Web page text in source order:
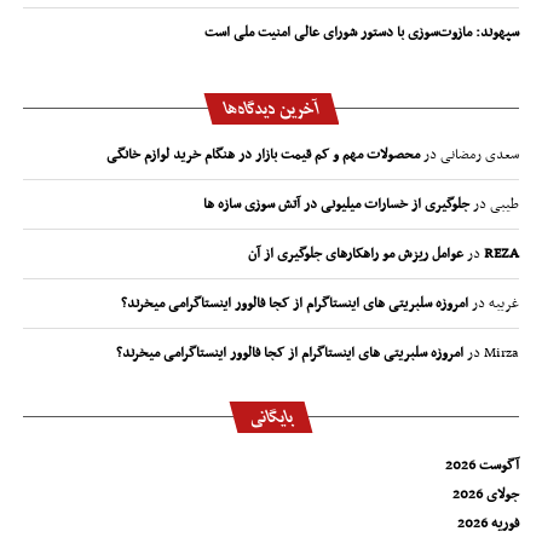
سپهوند:‌ مازوت‌سوزی با دستور شورای عالی امنیت ملی است
آخرین دیدگاه‌ها
سعدی رمضانیدرمحصولات مهم و کم قیمت بازار در هنگام خرید لوازم خانگی
طیبیدرجلوگیری از خسارات میلیونی در آتش سوزی سازه ها
REZAدرعوامل ریزش مو راهکارهای جلوگیری از آن
غریبهدرامروزه سلبریتی های اینستاگرام از کجا فالوور اینستاگرامی میخرند؟
Mirzaدرامروزه سلبریتی های اینستاگرام از کجا فالوور اینستاگرامی میخرند؟
بایگانی
آگوست 2026
جولای 2026
فوریه 2026